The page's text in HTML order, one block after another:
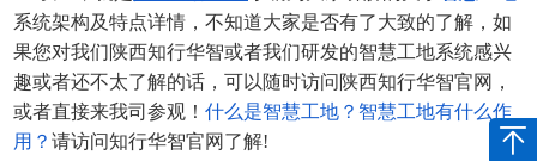
系统架构及特点详情，不知道大家是否有了大致的了解，如
果您对我们陕西知行华智或者我们研发的智慧工地系统感兴
趣或者还不太了解的话，可以随时访问陕西知行华智官网，
或者直接来我司参观！什么是智慧工地？智慧工地有什么作
用？请访问知行华智官网了解!